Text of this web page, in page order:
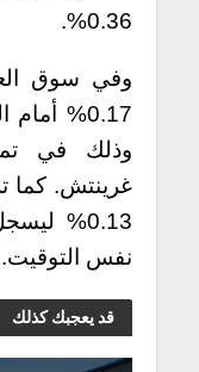
0.36%.
وفي سوق
غرينتش. كما
نفس التوقيت.
قد يعجبك كذلك